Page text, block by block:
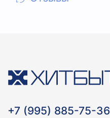
+7 (995) 885-75-36